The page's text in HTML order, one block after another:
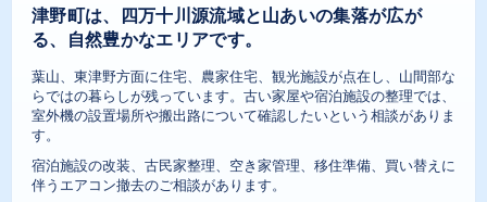
津野町は、四万十川源流域と山あいの集落が広が
る、自然豊かなエリアです。
葉山、東津野方面に住宅、農家住宅、観光施設が点在し、山間部な
らではの暮らしが残っています。古い家屋や宿泊施設の整理では、
室外機の設置場所や搬出路について確認したいという相談がありま
す。
宿泊施設の改装、古民家整理、空き家管理、移住準備、買い替えに
伴うエアコン撤去のご相談があります。